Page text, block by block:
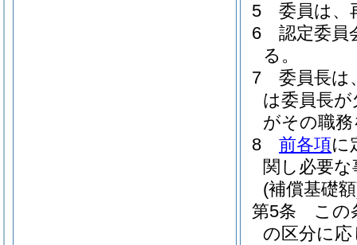
5
委員は、
6
認定委員
る。
7
委員長は
は委員長
がその職
8
前各項に
関し必要
(補償基礎
第5条
この
の区分に応